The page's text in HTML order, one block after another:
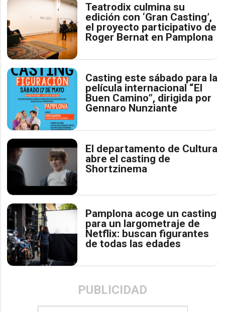
Teatrodix culmina su
edición con ‘Gran Casting’,
el proyecto participativo de
Roger Bernat en Pamplona
Casting este sábado para la
película internacional “El
Buen Camino”, dirigida por
Gennaro Nunziante
El departamento de Cultura
abre el casting de
Shortzinema
Pamplona acoge un casting
para un largometraje de
Netflix: buscan figurantes
de todas las edades
PUBLICIDAD